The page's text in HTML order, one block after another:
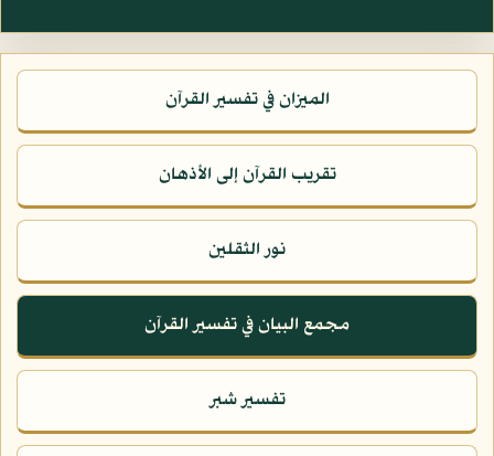
الميزان في تفسير القرآن
تقريب القرآن إلى الأذهان
نور الثقلين
مجمع البيان في تفسير القرآن
تفسير شبر